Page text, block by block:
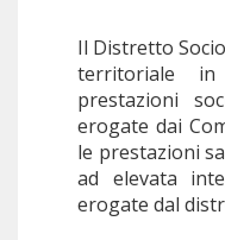
Il Distretto
territoriale
prestazioni
erogate dai
le prestazioni
ad elevata
erogate dal